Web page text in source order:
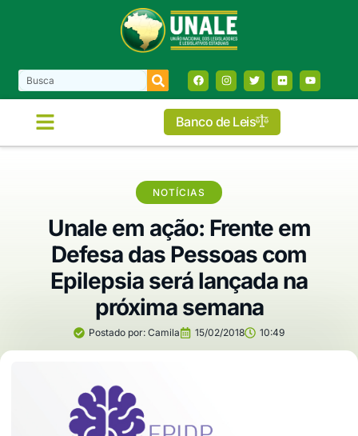
Banco de Leis
NOTÍCIAS
Unale em ação: Frente em
Defesa das Pessoas com
Epilepsia será lançada na
próxima semana
Postado por: Camila 15/02/2018 10:49